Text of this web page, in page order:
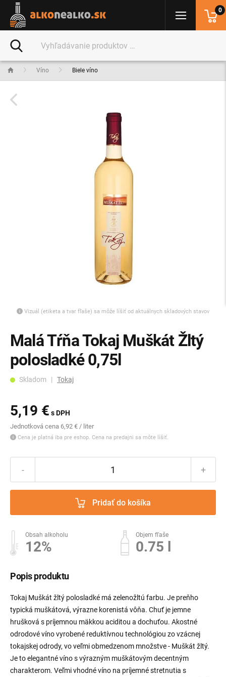
Víno Biele víno
Vizuál (etiketa a tvar fľaše) sa môže líšiť od aktuálnych skladových stavov
Malá Tŕňa Tokaj Muškát Žltý
polosladké 0,75l
Skladom | Tokaj
5,19 € s DPH
Jednotková cena 6,92 € / liter
Cena je platná iba pre eshop. Cena na predajni sa môte líšiť.
- +
Pridať do košíka
Obsah alkoholu
12%
Objem fľaše
0.75 l
Popis produktu
Tokaj Muškát žltý polosladké má zelenožltú farbu. Je preňho
typická muškátová, výrazne korenistá vôňa. Chuť je jemne
hrušková s príjemnou mäkkou aciditou a dochuťou. Akostné
odrodové víno vyrobené reduktívnou technológiou zo vzácnej
tokajskej odrody, vo veľmi obmedzenom množstve - Muškát žltý.
Je to elegantné víno s výrazným muškátovým decentným
charakterom. Veľmi vhodné víno na príjemné stretnutia s
0